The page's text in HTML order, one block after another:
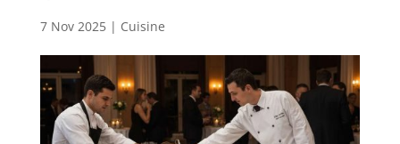
7 Nov 2025| Cuisine